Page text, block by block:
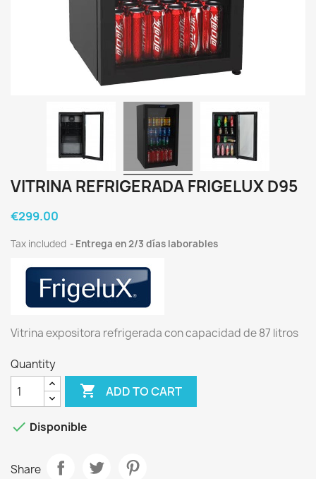
VITRINA REFRIGERADA FRIGELUX D95
€299.00
Tax included Entrega en 2/3 días laborables
Vitrina expositora refrigerada con capacidad de 87 litros
Quantity
 ADD TO CART
 Disponible
Share